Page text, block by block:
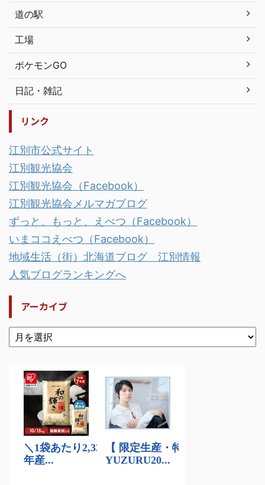
道の駅
工場
ポケモンGO
日記・雑記
リンク
江別市公式サイト
江別観光協会
江別観光協会（Facebook）
江別観光協会メルマガブログ
ずっと、もっと、えべつ（Facebook）
いまココえべつ（Facebook）
地域生活（街）北海道ブログ 江別情報
人気ブログランキングへ
アーカイブ